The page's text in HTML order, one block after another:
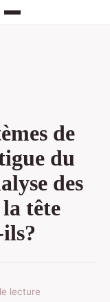
de
du
des
tête
lecture